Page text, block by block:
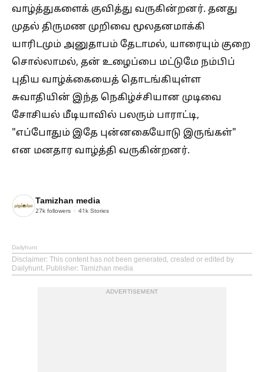
வாழ்த்துகளைக் குவித்து வருகின்றனர். தனது
முதல் திருமண முறிவை மூலதனமாக்கி
யாரிடமும் அனுதாபம் தேடாமல், யாரையும் குறை
சொல்லாமல், தன் உழைப்பை மட்டுமே நம்பிப்
புதிய வாழ்க்கையைத் தொடங்கியுள்ள
சுவாதியின் இந்த நெகிழ்ச்சியான முடிவை
சோசியல் மீடியாவில் பலரும் பாராட்டி,
"எப்போதும் இதே புன்னகையோடு இருங்கள்"
என மனதார வாழ்த்தி வருகின்றனர்.
Tamizhan media
27k followers 41k Stories
Dailyhunt
Disclaimer: This content has not been generated, created or edited by
Dailyhunt. Publisher: Tamizhan media
ADVERTISEMENT